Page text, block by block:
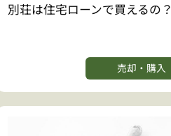
別荘は住宅ローンで買えるの？
売却・購入